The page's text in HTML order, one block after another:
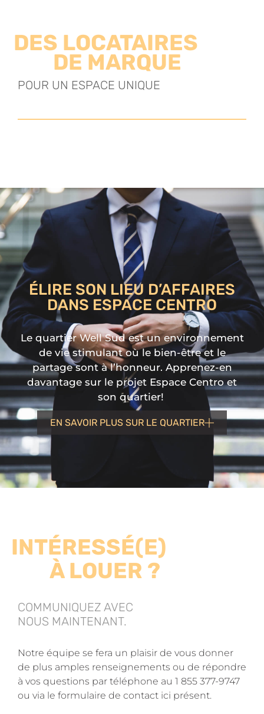
DES LOCATAIRES
DE MARQUE
POUR UN ESPACE UNIQUE
ÉLIRE SON LIEU D’AFFAIRES
DANS ESPACE CENTRO
Le quartier Well Sud est un environnement
de vie stimulant où le bien-être et le
partage sont à l’honneur. Apprenez-en
davantage sur le projet Espace Centro et
son quartier!
EN SAVOIR PLUS SUR LE QUARTIER
INTÉRESSÉ(E)
À LOUER ?
COMMUNIQUEZ AVEC
NOUS MAINTENANT.
Notre équipe se fera un plaisir de vous donner
de plus amples renseignements ou de répondre
à vos questions par téléphone au 1 855 377-9747
ou via le formulaire de contact ici présent.